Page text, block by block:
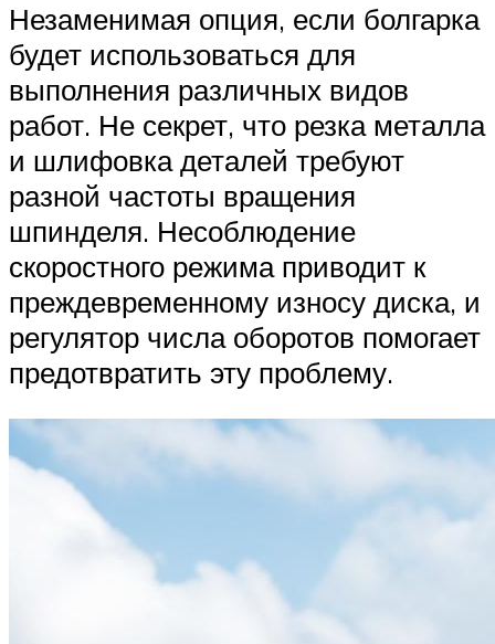
Незаменимая опция, если болгарка
будет использоваться для
выполнения различных видов
работ. Не секрет, что резка металла
и шлифовка деталей требуют
разной частоты вращения
шпинделя. Несоблюдение
скоростного режима приводит к
преждевременному износу диска, и
регулятор числа оборотов помогает
предотвратить эту проблему.